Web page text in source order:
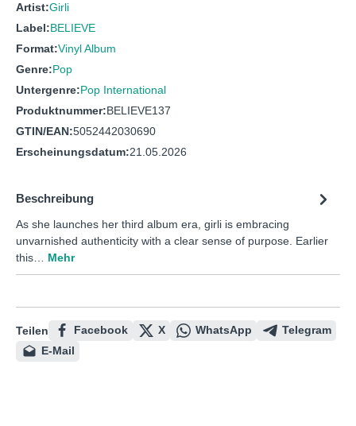
Artist:Girli
Label:BELIEVE
Format:Vinyl Album
Genre:Pop
Untergenre:Pop International
Produktnummer:BELIEVE137
GTIN/EAN:5052442030690
Erscheinungsdatum:21.05.2026
Beschreibung
As she launches her third album era, girli is embracing
unvarnished authenticity with a clear sense of purpose. Earlier
this… Mehr
Teilen Facebook X WhatsApp
Telegram
E-Mail